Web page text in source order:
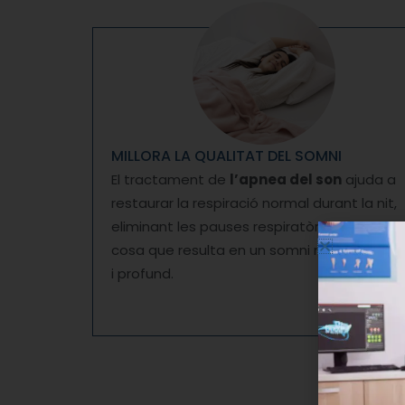
MILLORA LA QUALITAT DEL SOMNI
El tractament de l’apnea del son ajuda a
restaurar la respiració normal durant la nit,
eliminant les pauses respiratòries i els
cosa que resulta en un somni més reparador
i profund.